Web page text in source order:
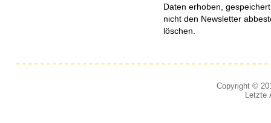
Daten erhoben,
nicht den Newsletter
löschen.
Copyright ©